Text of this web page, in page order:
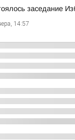
заседание
14:57